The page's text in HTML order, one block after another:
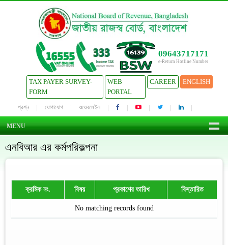
09643717171
e-Return Hotline Number
TAX PAYER SURVEY-
FORM
WEB
PORTAL
CAREER ENGLISH
প্রশ্ন যোগাযোগ ওয়েবমেইল
MENU
এনবিআর এর কর্মপরিকল্পনা
ক্রমিক নং. বিষয় প্রকাশের তারিখ বিস্তারিত
No matching records found